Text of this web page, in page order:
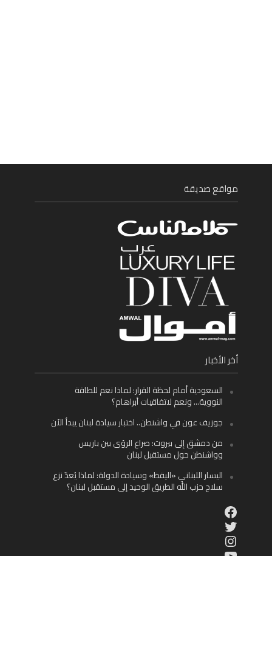
مواقع صديقة
أخر الأخبار
السعودية أمام لحظة القرار: لماذا نعم للطاقة
النووية… ونعم لاتفاقيات أبراهام؟
جوزيف عون في واشنطن.. اختبار سيادة لبنان يبدأ الآن
من دمشق إلى بيروت: صراع الرؤى بين باريس
وواشنطن حول مستقبل لبنان
اليسار اللبناني «اليقظ» وسيادة الدولة: لماذا يُعدّ نزع
سلاح حزب الله الطريق الوحيد إلى مستقبل لبنان؟
Facebook
Twitter
Instagram
YouTube